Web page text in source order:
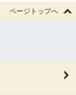
ページトップへ